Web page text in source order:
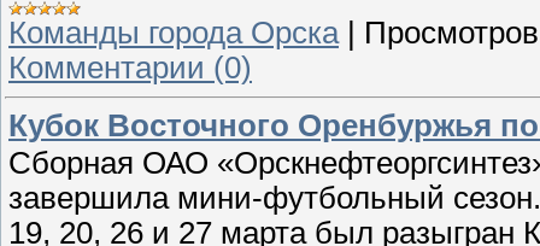
Команды города Орска|
Комментарии (0)
Кубок Восточного Оренбуржья
Сборная ОАО
завершила мини-футбольный
19, 20, 26 и 27 марта был разыгран